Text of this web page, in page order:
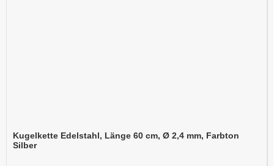
Kugelkette Edelstahl, Länge 60 cm, Ø 2,4 mm, Farbton
Silber